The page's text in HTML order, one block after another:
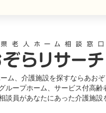
ム、介護施設を探すならあお
ループホーム、サービス付高齢
談員があなたにあった介護施設